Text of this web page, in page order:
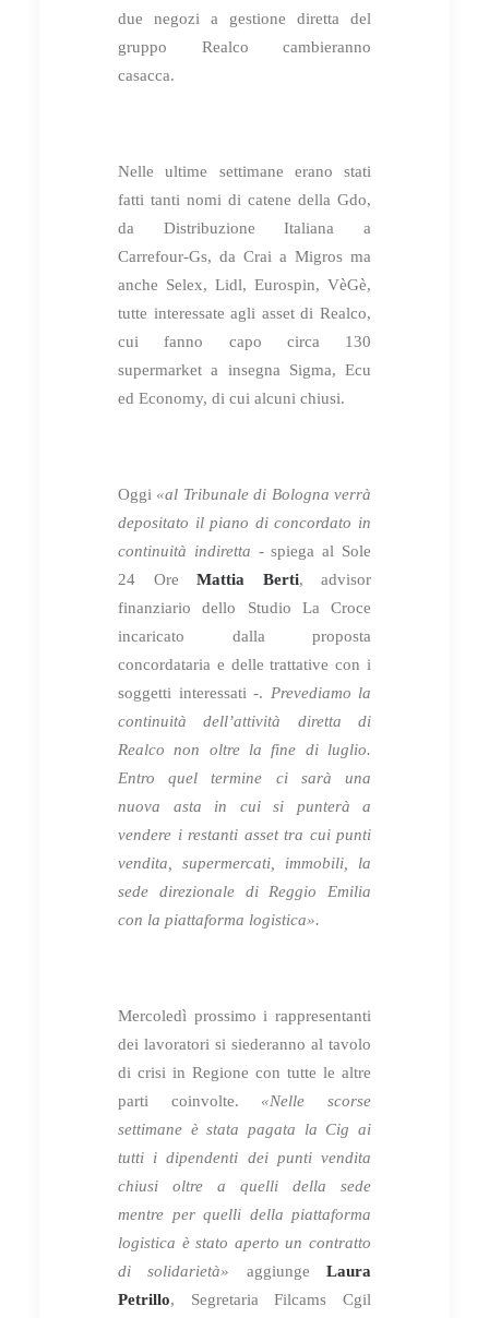
due negozi a gestione diretta del
gruppo Realco cambieranno
casacca.
Nelle ultime settimane erano stati
fatti tanti nomi di catene della Gdo,
da Distribuzione Italiana a
Carrefour-Gs, da Crai a Migros ma
anche Selex, Lidl, Eurospin, VèGè,
tutte interessate agli asset di Realco,
cui fanno capo circa 130
supermarket a insegna Sigma, Ecu
ed Economy, di cui alcuni chiusi.
Oggi «al Tribunale di Bologna verrà
depositato il piano di concordato in
continuità indiretta - spiega al Sole
24 Ore Mattia Berti, advisor
finanziario dello Studio La Croce
incaricato dalla proposta
concordataria e delle trattative con i
soggetti interessati -. Prevediamo la
continuità dell’attività diretta di
Realco non oltre la fine di luglio.
Entro quel termine ci sarà una
nuova asta in cui si punterà a
vendere i restanti asset tra cui punti
vendita, supermercati, immobili, la
sede direzionale di Reggio Emilia
con la piattaforma logistica».
Mercoledì prossimo i rappresentanti
dei lavoratori si siederanno al tavolo
di crisi in Regione con tutte le altre
parti coinvolte. «Nelle scorse
settimane è stata pagata la Cig ai
tutti i dipendenti dei punti vendita
chiusi oltre a quelli della sede
mentre per quelli della piattaforma
logistica è stato aperto un contratto
di solidarietà» aggiungeLaura
Petrillo, Segretaria Filcams Cgil